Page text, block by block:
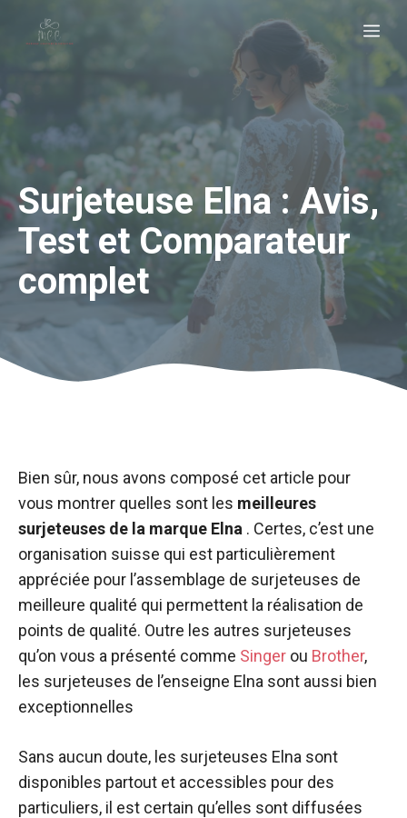
contenu
Surjeteuse Elna : Avis,
Test et Comparateur
complet
Bien sûr, nous avons composé cet article pour
vous montrer quelles sont les meilleures
surjeteuses de la marque Elna . Certes, c’est une
organisation suisse qui est particulièrement
appréciée pour l’assemblage de surjeteuses de
meilleure qualité qui permettent la réalisation de
points de qualité. Outre les autres surjeteuses
qu’on vous a présenté comme Singer ou Brother,
les surjeteuses de l’enseigne Elna sont aussi bien
exceptionnelles
Sans aucun doute, les surjeteuses Elna sont
disponibles partout et accessibles pour des
particuliers, il est certain qu’elles sont diffusées